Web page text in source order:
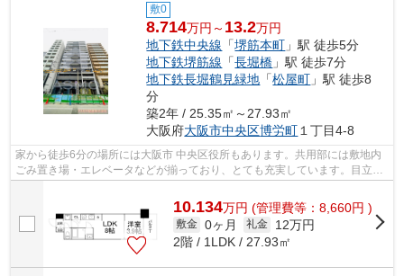
敷0
8.714万円～ 13.2万円
地下鉄中央線 「堺筋本町 」駅 徒歩5分
地下鉄堺筋線 「長堀橋 」駅 徒歩7分
地下鉄長堀鶴見緑地 「松屋町 」駅 徒歩8
分
築2年 / 25.35㎡～27.93㎡
大阪府大阪市中央区博労町１丁目4-8
家から徒歩6分の場所には大阪市 中央区役所もあります。共用部には敷地内
ごみ置き場・エレベータなどが揃っており、とても充実しています。目立つ
10.134万円 (管理費等：8,660円 )
敷金 0ヶ月 礼金
12万円
2階 / 1LDK / 27.93㎡